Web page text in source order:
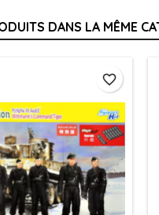
DANS LA MÊME
favorite_border